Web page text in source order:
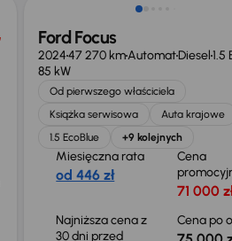
Ford Focus
202447 270 kmAutomatDiesel1.5
85 kW
Od pierwszego właściciela
Książka serwisowa
Auta krajowe
1.5 EcoBlue
+9 kolejnych
Miesięczna rata
od 446 zł
Cena
71 000
Najniższa cena z
30 dni przed
Cena po